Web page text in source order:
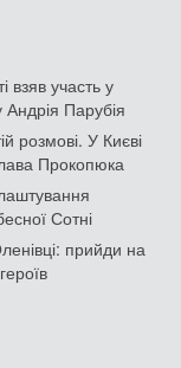
взяв участь у
Парубія
розмові. У Києві
Прокопюка
Сотні
прийди на